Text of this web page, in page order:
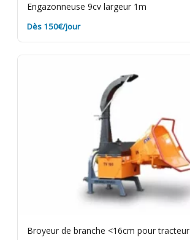
Engazonneuse 9cv largeur 1m
Dès 150€/jour
Broyeur de branche <16cm pour tracteur